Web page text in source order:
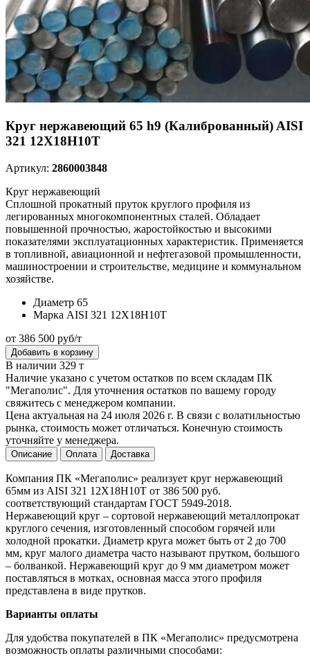
Круг нержавеющий 65 h9 (Калиброванный) AISI
321 12Х18Н10Т
Артикул: 2860003848
Круг нержавеющий
Сплошной прокатный пруток круглого профиля из
легированных многокомпонентных сталей. Обладает
повышенной прочностью, жаростойкостью и высокими
показателями эксплуатационных характеристик. Применяется
в топливной, авиационной и нефтегазовой промышленности,
машиностроении и строительстве, медицине и коммунальном
хозяйстве.
Диаметр 65
Марка AISI 321 12Х18Н10Т
от 386 500 руб/т
Добавить в корзину
В наличии 329 т
Наличие указано с учетом остатков по всем складам ПК
"Мегаполис". Для уточнения остатков по вашему городу
свяжитесь с менеджером компании.
Цена актуальная на 24 июля 2026 г. В связи с волатильностью
рынка, стоимость может отличаться. Конечную стоимость
уточняйте у менеджера.
Описание Оплата Доставка
Компания ПК «Мегаполис» реализует круг нержавеющий
65мм из AISI 321 12Х18Н10Т от 386 500 руб.
соответствующий стандартам ГОСТ 5949-2018.
Нержавеющий круг – сортовой нержавеющий металлопрокат
круглого сечения, изготовленный способом горячей или
холодной прокатки. Диаметр круга может быть от 2 до 700
мм, круг малого диаметра часто называют прутком, большого
– болванкой. Нержавеющий круг до 9 мм диаметром может
поставляться в мотках, основная масса этого профиля
представлена в виде прутков.
Варианты оплаты
Для удобства покупателей в ПК «Мегаполис» предусмотрена
возможность оплаты различными способами: